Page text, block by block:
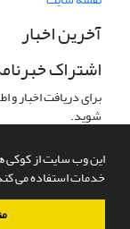
این وب سایت از کوکی
خدمات استفاده می
آخرین اخبار
اشتراک
برای دریافت اخبار
شوید.